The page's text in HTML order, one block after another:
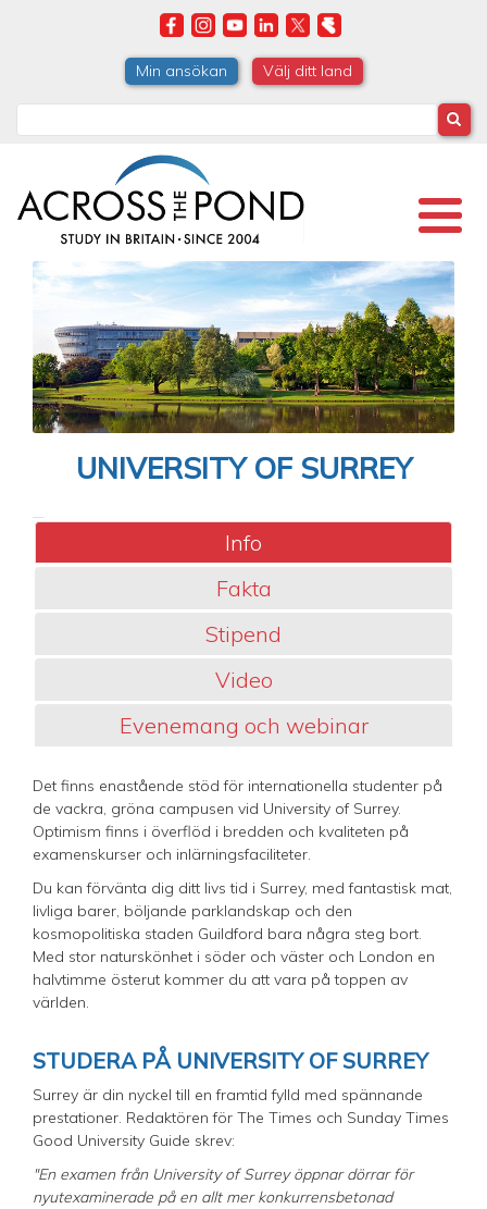
Min ansökan Välj ditt land
UNIVERSITY OF SURREY
Info
Fakta
Stipend
Video
Evenemang och webinar
Det finns enastående stöd för internationella studenter på
de vackra, gröna campusen vid University of Surrey.
Optimism finns i överflöd i bredden och kvaliteten på
examenskurser och inlärningsfaciliteter.
Du kan förvänta dig ditt livs tid i Surrey, med fantastisk mat,
livliga barer, böljande parklandskap och den
kosmopolitiska staden Guildford bara några steg bort.
Med stor naturskönhet i söder och väster och London en
halvtimme österut kommer du att vara på toppen av
världen.
STUDERA PÅ UNIVERSITY OF SURREY
Surrey är din nyckel till en framtid fylld med spännande
prestationer. Redaktören för The Times och Sunday Times
Good University Guide skrev:
"En examen från University of Surrey öppnar dörrar för
nyutexaminerade på en allt mer konkurrensbetonad